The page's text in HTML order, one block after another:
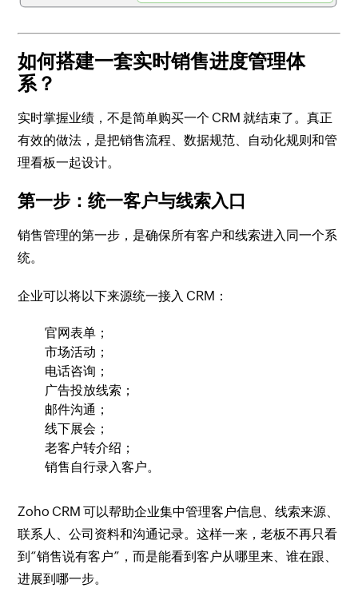
如何搭建一套实时销售进度管理体
系？
实时掌握业绩，不是简单购买一个 CRM 就结束了。真正
有效的做法，是把销售流程、数据规范、自动化规则和管
理看板一起设计。
第一步：统一客户与线索入口
销售管理的第一步，是确保所有客户和线索进入同一个系
统。
企业可以将以下来源统一接入 CRM：
官网表单；
市场活动；
电话咨询；
广告投放线索；
邮件沟通；
线下展会；
老客户转介绍；
销售自行录入客户。
Zoho CRM 可以帮助企业集中管理客户信息、线索来源、
联系人、公司资料和沟通记录。这样一来，老板不再只看
到“销售说有客户”，而是能看到客户从哪里来、谁在跟、
进展到哪一步。